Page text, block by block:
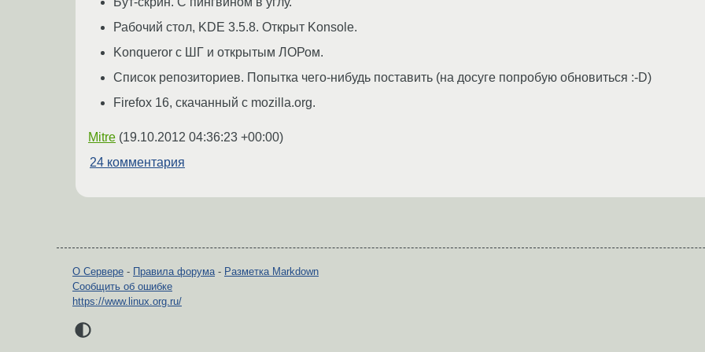
Рабочий стол, KDE 3.5.8. Открыт Konsole.
Konqueror с ШГ и открытым ЛОРом.
Список репозиториев. Попытка чего-нибудь поставить (на досуге попробую обновиться :-D)
Firefox 16, скачанный с mozilla.org.
Mitre (19.10.2012 04:36:23 +00:00)
24 комментария
О Сервере - Правила форума- Разметка Markdown
Сообщить об ошибке
https://www.linux.org.ru/